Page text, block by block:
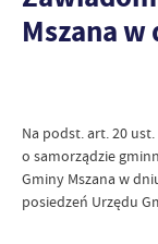
Mszana w
Na podst. art. 20
o samorządzie
Gminy Mszana w
posiedzeń Urzędu